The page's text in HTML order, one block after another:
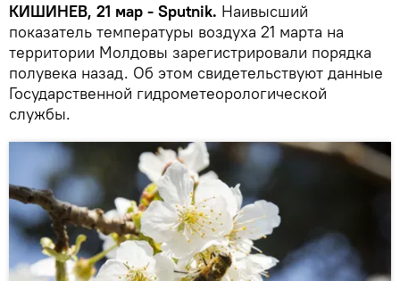
КИШИНЕВ, 21 мар - Sputnik. Наивысший
показатель температуры воздуха 21 марта на
территории Молдовы зарегистрировали порядка
полувека назад. Об этом свидетельствуют данные
Государственной гидрометеорологической
службы.